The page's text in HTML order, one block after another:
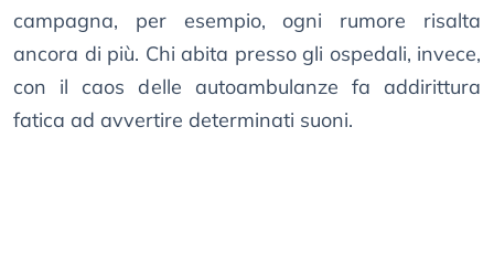
campagna, per esempio, ogni rumore risalta
ancora di più. Chi abita presso gli ospedali, invece,
con il caos delle autoambulanze fa addirittura
fatica ad avvertire determinati suoni.